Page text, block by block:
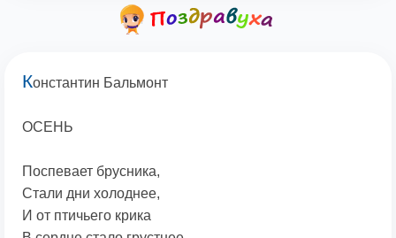
Константин Бальмонт
ОСЕНЬ
Поспевает брусника,
Стали дни холоднее,
И от птичьего крика